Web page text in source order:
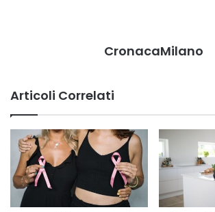
CronacaMilano
Articoli Correlati